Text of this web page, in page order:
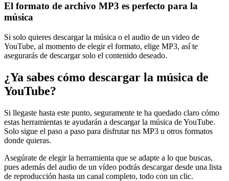
El formato de archivo MP3 es perfecto para la
música
Si solo quieres descargar la música o el audio de un video de
YouTube, al momento de elegir el formato, elige MP3, así te
asegurarás de descargar solo el contenido deseado.
¿Ya sabes cómo descargar la música de
YouTube?
Si llegaste hasta este punto, seguramente te ha quedado claro cómo
estas herramientas te ayudarán a descargar la música de YouTube.
Solo sigue el paso a paso para disfrutar tus MP3 u otros formatos
donde quieras.
Asegúrate de elegir la herramienta que se adapte a lo que buscas,
pues además del audio de un vídeo podrás descargar desde una lista
de reproducción hasta un canal completo, todo con un clic.